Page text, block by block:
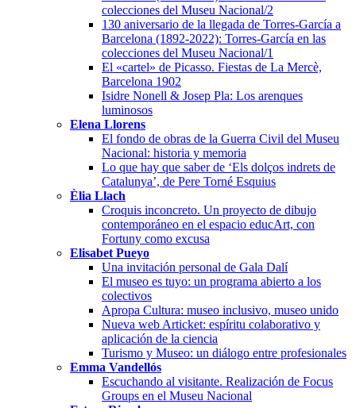
colecciones del Museu Nacional/2
130 aniversario de la llegada de Torres-García a
Barcelona (1892-2022): Torres-García en las
colecciones del Museu Nacional/1
El «cartel» de Picasso. Fiestas de La Mercè,
Barcelona 1902
Isidre Nonell & Josep Pla: Los arenques
luminosos
Elena Llorens
El fondo de obras de la Guerra Civil del Museu
Nacional: historia y memoria
Lo que hay que saber de ‘Els dolços indrets de
Catalunya’, de Pere Torné Esquius
Èlia Llach
Croquis inconcreto. Un proyecto de dibujo
contemporáneo en el espacio educArt, con
Fortuny como excusa
Elisabet Pueyo
Una invitación personal de Gala Dalí
El museo es tuyo: un programa abierto a los
colectivos
Apropa Cultura: museo inclusivo, museo unido
Nueva web Articket: espíritu colaborativo y
aplicación de la ciencia
Turismo y Museo: un diálogo entre profesionales
Emma Vandellós
Escuchando al visitante. Realización de Focus
Groups en el Museu Nacional